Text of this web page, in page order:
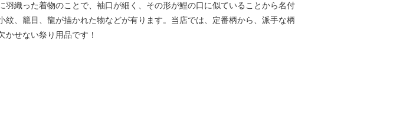
織った着物のことで、袖口が細く、その形が鯉の口に似ていることから名付
、籠目、龍が描かれた物などが有ります。当店では、定番柄から、派手な柄
かせない祭り用品です！